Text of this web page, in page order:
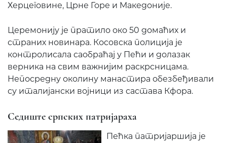
Херцеговине, Црне Горе и Македоније.
Церемонију је пратило око 50 домаћих и
страних новинара. Косовска полиција је
контролисала саобраћај у Пећи и долазак
верника на свим важнијим раскрсницама.
Непосредну околину манастира обезбеђивали
су италијански војници из састава Кфора.
Седиште српских патријараха
Пећка патријаршија је